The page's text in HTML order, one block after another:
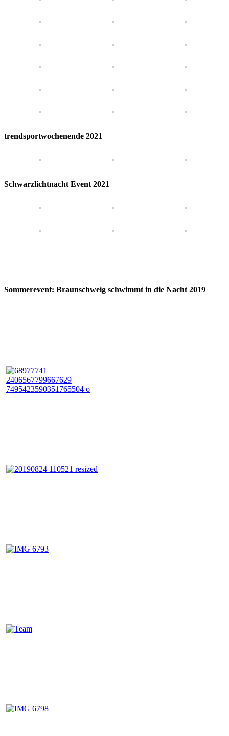
trend­sport­woch­enende 2021
Schwar­zlicht­nacht Event 2021
Som­merevent: Braun­schweig schwimmt in die Nacht 2019